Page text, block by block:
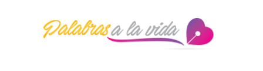
contenido